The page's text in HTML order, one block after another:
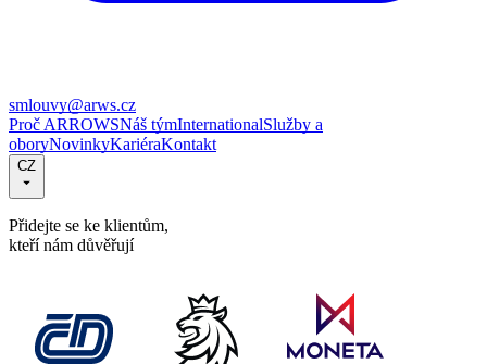
smlouvy@arws.cz
Proč ARROWSNáš týmInternationalSlužby a
oboryNovinkyKariéraKontakt
CZ
Přidejte se ke klientům,
kteří nám důvěřují